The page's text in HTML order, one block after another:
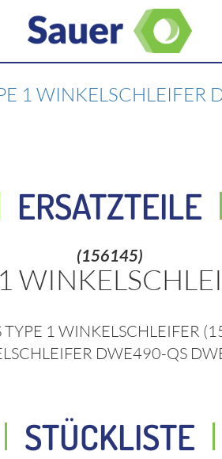
1 WINKELSCHLEIFER
ERSATZTEILE
(156145)
1 WINKELSCHLEIFER
DWE490-QS
STÜCKLISTE